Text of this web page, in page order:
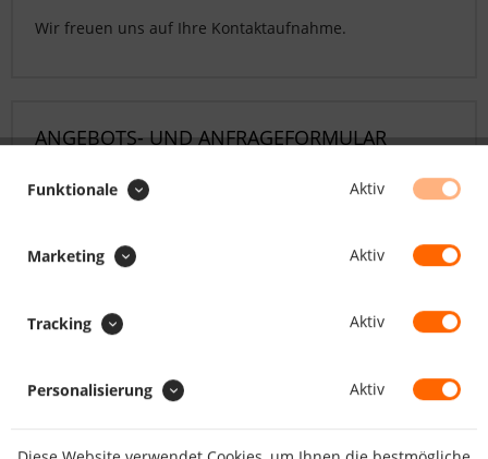
Wir freuen uns auf Ihre Kontaktaufnahme.
ANGEBOTS- UND ANFRAGEFORMULAR
Funktionale Aktiv
Marketing Aktiv
Tracking Aktiv
Personalisierung Aktiv